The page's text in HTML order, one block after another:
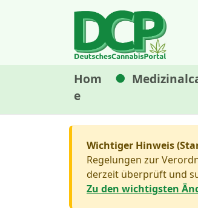
Hom
e
Wichtiger Hinweis
Regelungen zur
derzeit überprüft und
Zu den wichtigsten